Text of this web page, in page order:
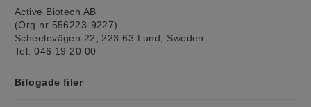
Active Biotech AB
(Org.nr 556223-9227)
Scheelevägen 22, 223 63 Lund, Sweden
Tel: 046 19 20 00
Bifogade filer